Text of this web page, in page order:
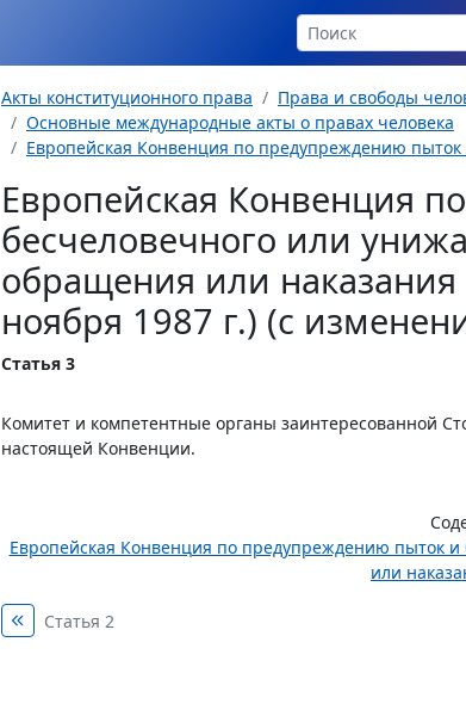
Акты конституционного права
Права и свободы
Основные международные акты о правах человека
Европейская Конвенция по предупреждению
Европейская Конвенция
бесчеловечного или
обращения или наказания
ноября 1987 г.) (с
Статья 3
Комитет и компетентные органы заинтересованной
настоящей Конвенции.
Европейская Конвенция по предупреждению пыток
или
Статья 2